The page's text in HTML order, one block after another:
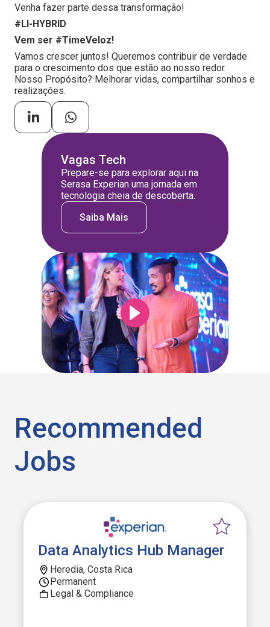
Venha fazer parte dessa transformação!
#LI-HYBRID
Vem ser #TimeVeloz!
Vamos crescer juntos! Queremos contribuir de verdade
para o crescimento dos que estão ao nosso redor.
Nosso Propósito? Melhorar vidas, compartilhar sonhos e
realizações.
Vagas Tech
Prepare-se para explorar aqui na
Serasa Experian uma jornada em
tecnologia cheia de descoberta.
Saiba Mais
Recommended
Jobs
Data Analytics Hub Manager
Heredia, Costa Rica
Permanent
Legal & Compliance